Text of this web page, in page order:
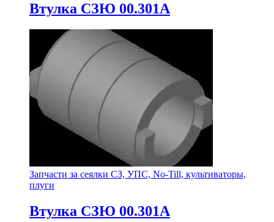
Втулка СЗЮ 00.301А
Запчасти за сеялки СЗ, УПС, No-Till, культиваторы,
плуги
Втулка СЗЮ 00.301А